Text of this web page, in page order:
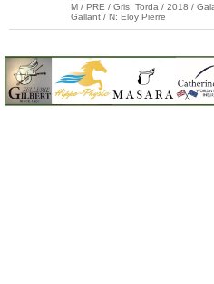
M / PRE / Gris, Torda / 2018 /
Gallant / N: Eloy Pierre